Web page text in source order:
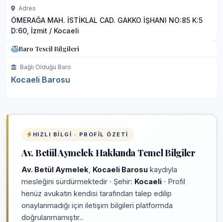
Adres
ÖMERAĞA MAH. İSTİKLAL CAD. GAKKO İŞHANI NO:85 K:5
D:60, İzmit / Kocaeli
Baro Tescil Bilgileri
Bağlı Olduğu Baro
Kocaeli Barosu
HIZLI BILGI · PROFIL ÖZETI
Av. Betül Aymelek Hakkında Temel Bilgiler
Av. Betül Aymelek Kocaeli Barosu kaydıyla
mesleğini sürdürmektedir · Şehir: Kocaeli · Profil
henüz avukatın kendisi tarafından talep edilip
onaylanmadığı için iletişim bilgileri platformda
doğrulanmamıştır..